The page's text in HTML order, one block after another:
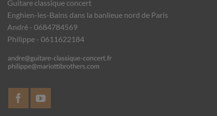
Guitare classique concert
Enghien-les-Bains dans la banlieue nord de Paris
André - 0684784569
Philippe - 0611622184